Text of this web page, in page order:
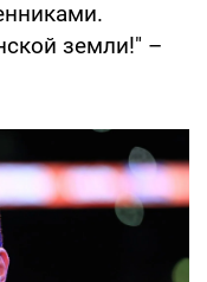
земли!" –